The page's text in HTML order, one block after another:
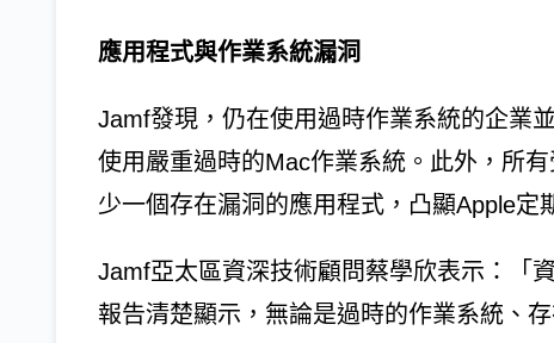
應用程式與作業系統漏洞
Jamf發現，仍在使用過時作業系統的企業
使用嚴重過時的Mac作業系統。此外，所
少一個存在漏洞的應用程式，凸顯Apple定
Jamf亞太區資深技術顧問蔡學欣表示：「
報告清楚顯示，無論是過時的作業系統、